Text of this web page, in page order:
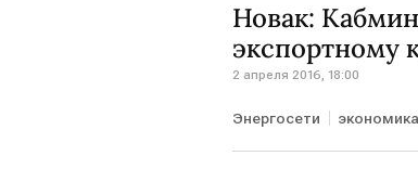
Новак:
экспортному
2 апреля 2016, 18:00
Энергосети